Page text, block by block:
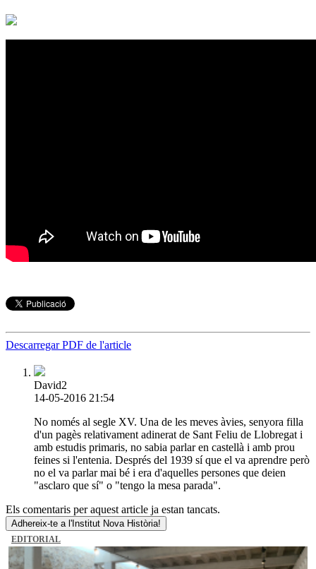
Descarregar PDF de l'article
David2
14-05-2016 21:54
No només al segle XV. Una de les meves àvies, senyora filla
d'un pagès relativament adinerat de Sant Feliu de Llobregat i
amb estudis primaris, no sabia parlar en castellà i amb prou
feines si l'entenia. Després del 1939 sí que el va aprendre però
no el va parlar mai bé i era d'aquelles persones que deien
"asclaro que sí" o "tengo la mesa parada".
Els comentaris per aquest article ja estan tancats.
Adhereix-te a l'Institut Nova Història!
EDITORIAL